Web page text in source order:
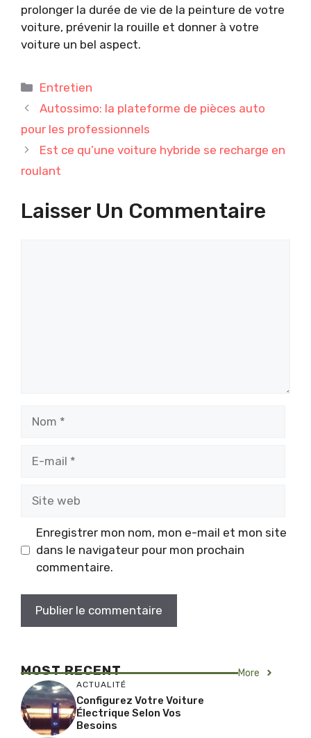
prolonger la durée de vie de la peinture de votre
voiture, prévenir la rouille et donner à votre
voiture un bel aspect.
Catégories
Entretien
Autossimo: la plateforme de pièces auto
pour les professionnels
Est ce qu’une voiture hybride se recharge en
roulant
Laisser Un Commentaire
Enregistrer mon nom, mon e-mail et mon site
dans le navigateur pour mon prochain
commentaire.
MOST RECENT More
ACTUALITÉ
Configurez Votre Voiture
Électrique Selon Vos
Besoins